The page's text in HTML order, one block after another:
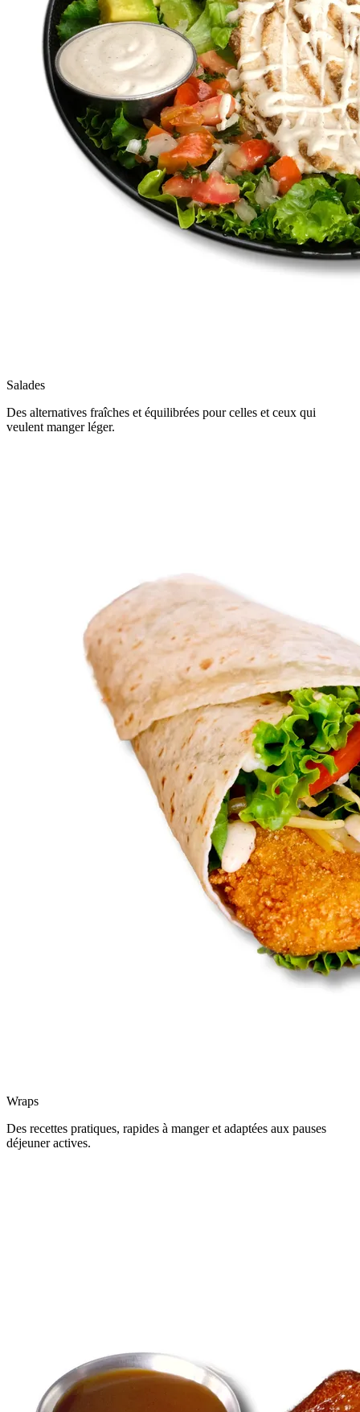
Salades
Des alternatives fraîches et équilibrées pour celles et ceux qui
veulent manger léger.
Wraps
Des recettes pratiques, rapides à manger et adaptées aux pauses
déjeuner actives.